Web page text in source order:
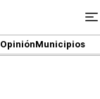
OpiniónMunicipios